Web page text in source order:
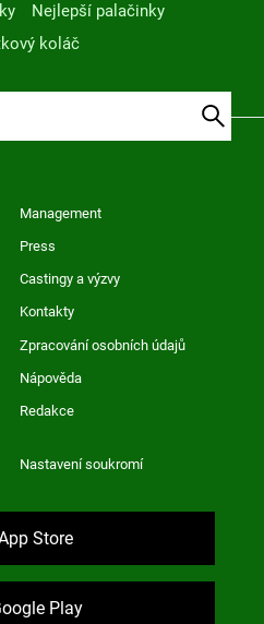
Nejlepší palačinky
koláč
Management
Press
Castingy a výzvy
Kontakty
Zpracování osobních údajů
Nápověda
Redakce
Nastavení soukromí
Store
Play